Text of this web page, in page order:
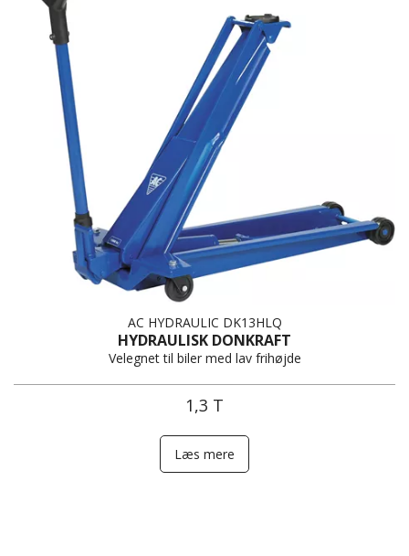
AC HYDRAULIC DK13HLQ
HYDRAULISK DONKRAFT
Velegnet til biler med lav frihøjde
1,3 T
Læs mere